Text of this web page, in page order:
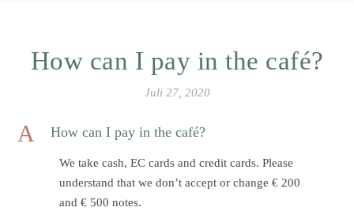
How can I pay in the café?
Juli 27, 2020
A How can I pay in the café?
We take cash, EC cards and credit cards. Please
understand that we don’t accept or change € 200
and € 500 notes.